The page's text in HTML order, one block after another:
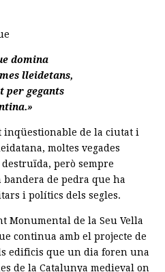
domina
lleidetans,
per gegants
inqüestionable de la ciutat i
moltes vegades
però sempre
de pedra que ha
i polítics dels segles.
Monumental de la Seu Vella
continua amb el projecte de
edificis que un dia foren una
de la Catalunya medieval on